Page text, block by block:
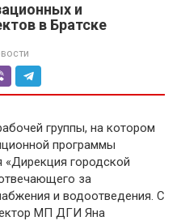
и
в Братске
группы, на котором
программы
«Дирекция городской
за
и водоотведения. С
МП ДГИ Яна